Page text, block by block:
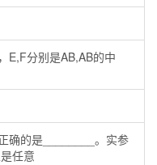
E,F分别是AB,AB的中
确的是________。实参
任意